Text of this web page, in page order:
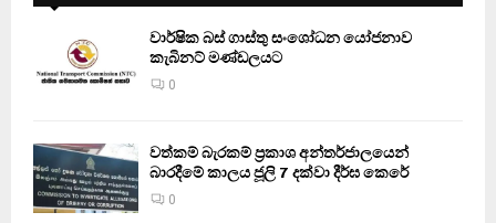
වාර්ෂික බස් ගාස්තු සංශෝධන යෝජනාව
කැබිනට් මණ්ඩලයට
0
වත්කම් බැරකම් ප්‍රකාශ අන්තර්ජාලයෙන්
බාරදීමේ කාලය ජූලි 7 දක්වා දීර්ඝ කෙරේ
0